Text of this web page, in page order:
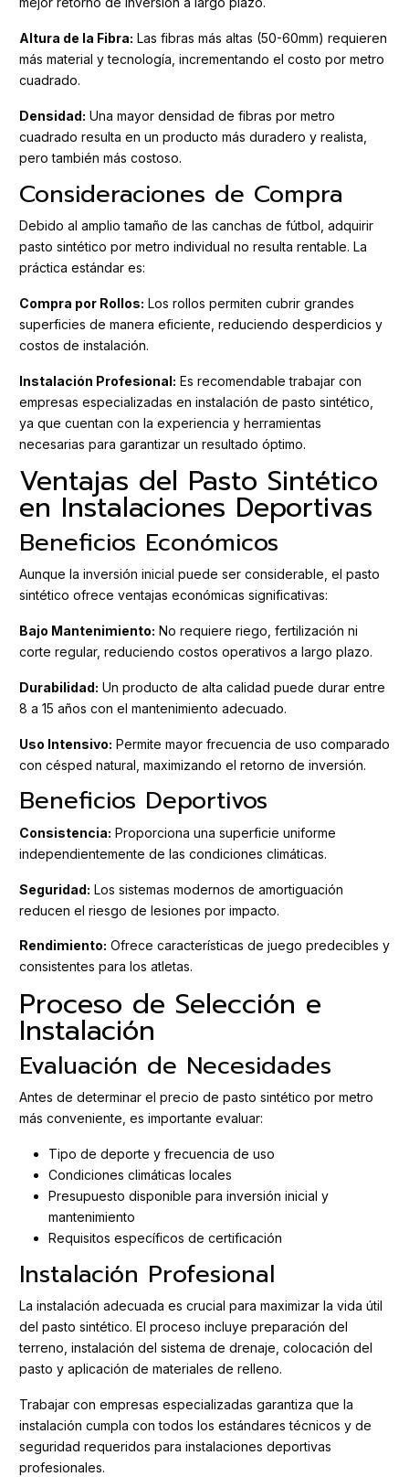
Altura de la Fibra: Las fibras más altas (50-60mm) requieren
más material y tecnología, incrementando el costo por metro
cuadrado.
Densidad: Una mayor densidad de fibras por metro
cuadrado resulta en un producto más duradero y realista,
pero también más costoso.
Consideraciones de Compra
Debido al amplio tamaño de las canchas de fútbol, adquirir
pasto sintético por metro individual no resulta rentable. La
práctica estándar es:
Compra por Rollos: Los rollos permiten cubrir grandes
superficies de manera eficiente, reduciendo desperdicios y
costos de instalación.
Instalación Profesional: Es recomendable trabajar con
empresas especializadas en instalación de pasto sintético,
ya que cuentan con la experiencia y herramientas
necesarias para garantizar un resultado óptimo.
Ventajas del Pasto Sintético
en Instalaciones Deportivas
Beneficios Económicos
Aunque la inversión inicial puede ser considerable, el pasto
sintético ofrece ventajas económicas significativas:
Bajo Mantenimiento: No requiere riego, fertilización ni
corte regular, reduciendo costos operativos a largo plazo.
Durabilidad: Un producto de alta calidad puede durar entre
8 a 15 años con el mantenimiento adecuado.
Uso Intensivo: Permite mayor frecuencia de uso comparado
con césped natural, maximizando el retorno de inversión.
Beneficios Deportivos
Consistencia: Proporciona una superficie uniforme
independientemente de las condiciones climáticas.
Seguridad: Los sistemas modernos de amortiguación
reducen el riesgo de lesiones por impacto.
Rendimiento: Ofrece características de juego predecibles y
consistentes para los atletas.
Proceso de Selección e
Instalación
Evaluación de Necesidades
Antes de determinar el precio de pasto sintético por metro
más conveniente, es importante evaluar:
Tipo de deporte y frecuencia de uso
Condiciones climáticas locales
Presupuesto disponible para inversión inicial y
mantenimiento
Requisitos específicos de certificación
Instalación Profesional
La instalación adecuada es crucial para maximizar la vida útil
del pasto sintético. El proceso incluye preparación del
terreno, instalación del sistema de drenaje, colocación del
pasto y aplicación de materiales de relleno.
Trabajar con empresas especializadas garantiza que la
instalación cumpla con todos los estándares técnicos y de
seguridad requeridos para instalaciones deportivas
profesionales.